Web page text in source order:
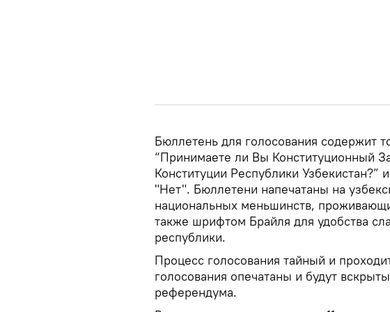
Бюллетень для голосования содержит
“Принимаете ли Вы Конституционный
Конституции Республики Узбекистан?”
"Нет". Бюллетени напечатаны на
национальных меньшинств,
также шрифтом Брайля для удобства
республики.
Процесс голосования тайный и
голосования опечатаны и будут
референдума.